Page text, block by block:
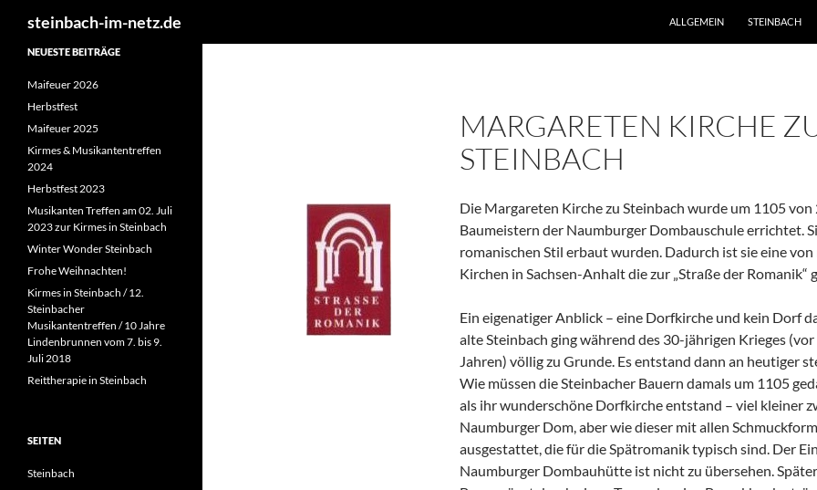
steinbach-im-netz.de
ALLGEMEIN
STEINBACH
MARGARETEN KIRCHE
STEINBACH
Die Margareten Kirche zu Steinbach wurde um 1105 von
Baumeistern der Naumburger Dombauschule errichtet.
romanischen Stil erbaut wurden. Dadurch ist sie eine von
Kirchen in Sachsen-Anhalt die zur „Straße der Romanik“
Ein eigenatiger Anblick – eine Dorfkirche und kein Dorf
alte Steinbach ging während des 30-jährigen Krieges
Jahren) völlig zu Grunde. Es entstand dann an heutiger
Wie müssen die Steinbacher Bauern damals um 1105
als ihr wunderschöne Dorfkirche entstand – viel kleiner
Naumburger Dom, aber wie dieser mit allen
ausgestattet, die für die Spätromanik typisch sind. Der
Naumburger Dombauhütte ist nicht zu übersehen.
NEUESTE BEITRÄGE
Maifeuer 2026
Herbstfest
Maifeuer 2025
Kirmes & Musikantentreffen
2024
Herbstfest 2023
Musikanten Treffen am 02. Juli
2023 zur Kirmes in Steinbach
Winter Wonder Steinbach
Frohe Weihnachten!
Kirmes in Steinbach / 12.
Steinbacher
Musikantentreffen / 10 Jahre
Lindenbrunnen vom 7. bis 9.
Juli 2018
Reittherapie in Steinbach
SEITEN
Steinbach